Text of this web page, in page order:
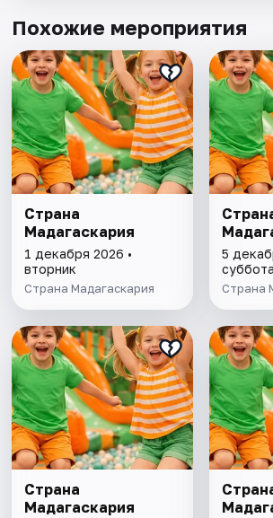
Похожие мероприятия
Страна
Мадагаскария
1 декабря 2026 •
вторник
Страна Мадагаскария
5
суббота
Страна
Страна
Мадагаскария